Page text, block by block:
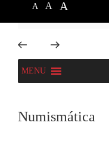
A A A
to
content
MENU
Numismática